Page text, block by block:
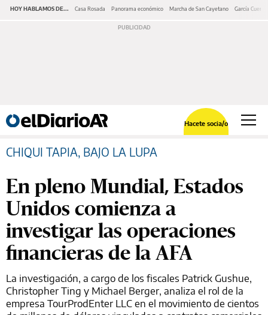
HOY HABLAMOS DE... Casa Rosada Panorama económico Marcha de San Cayetano García Cuerva
Hacete socia/o
CHIQUI TAPIA, BAJO LA LUPA
En pleno Mundial, Estados
Unidos comienza a
investigar las operaciones
financieras de la AFA
La investigación, a cargo de los fiscales Patrick Gushue,
Christopher Ting y Michael Berger, analiza el rol de la
empresa TourProdEnter LLC en el movimiento de cientos